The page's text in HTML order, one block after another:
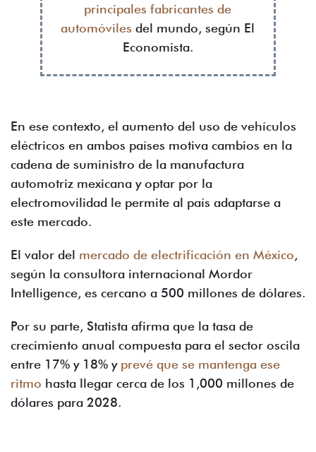
principales fabricantes de
automóviles del mundo, según El
Economista.
En ese contexto, el aumento del uso de vehículos
eléctricos en ambos países motiva cambios en la
cadena de suministro de la manufactura
automotriz mexicana y optar por la
electromovilidad le permite al país adaptarse a
este mercado.
El valor del mercado de electrificación en México,
según la consultora internacional Mordor
Intelligence, es cercano a 500 millones de dólares.
Por su parte, Statista afirma que la tasa de
crecimiento anual compuesta para el sector oscila
entre 17% y 18% y prevé que se mantenga ese
ritmo hasta llegar cerca de los 1,000 millones de
dólares para 2028.